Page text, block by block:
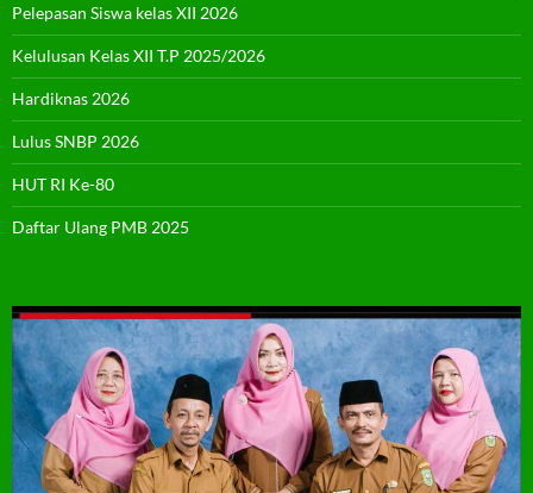
Pelepasan Siswa kelas XII 2026
Kelulusan Kelas XII T.P 2025/2026
Hardiknas 2026
Lulus SNBP 2026
HUT RI Ke-80
Daftar Ulang PMB 2025